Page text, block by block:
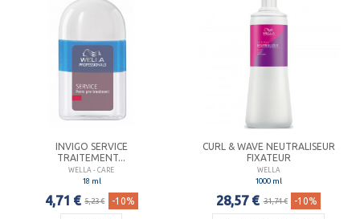
INVIGO SERVICE
TRAITEMENT...
WELLA - CARE
18 ml
4,71 € 5,23 € -10%
CURL & WAVE NEUTRALISEUR
FIXATEUR
WELLA
1000 ml
28,57 € 31,74 € -10%